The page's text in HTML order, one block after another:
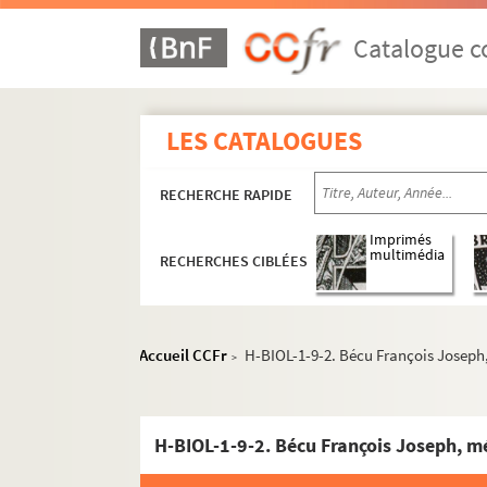
Catalogue
LES CATALOGUES
RECHERCHE RAPIDE
RECHERCHES CIBLÉES
Imprimés
multimédia
Accueil CCFr > H-BIOL-1-9-2. Bécu François
H-BIOL-1-9-2. Bécu François Joseph,